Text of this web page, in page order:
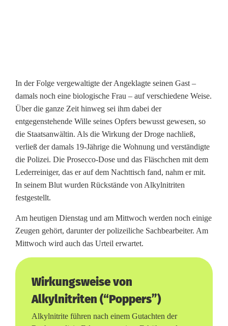
t
P
o
p
p
e
s
w
e
In der Folge vergewaltigte der Angeklagte seinen Gast –
damals noch eine biologische Frau – auf verschiedene Weise.
Über die ganze Zeit hinweg sei ihm dabei der
entgegenstehende Wille seines Opfers bewusst gewesen, so
die Staatsanwältin. Als die Wirkung der Droge nachließ,
verließ der damals 19-Jährige die Wohnung und verständigte
die Polizei. Die Prosecco-Dose und das Fläschchen mit dem
Lederreiniger, das er auf dem Nachttisch fand, nahm er mit.
In seinem Blut wurden Rückstände von Alkylnitriten
festgestellt.
Am heutigen Dienstag und am Mittwoch werden noch einige
Zeugen gehört, darunter der polizeiliche Sachbearbeiter. Am
Mittwoch wird auch das Urteil erwartet.
Wirkungsweise von
Alkylnitriten (“Poppers”)
Alkylnitrite führen nach einem Gutachten der